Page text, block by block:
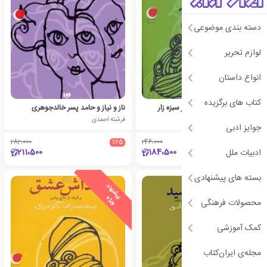
دسته بندی موضوعی
لوازم تحریر
انواع داستان
کتاب های برگزیده
جوایز ادبی
ادبیات ملل
بسته های پیشنهادی
محصولات فرهنگی
کمک آموزشی
مجله‌ی ایران‌کتاب
خداحافظی نکن و میعاد در سبزه زار
246،000
184،500
ناز و نیاز و حامد پسر خالدجوهری
فرشته احمدی
٪25 282،000
211،500
پ
ه پ
ی
ش
ن
ه
ا
د
و
ی
ژ
ه